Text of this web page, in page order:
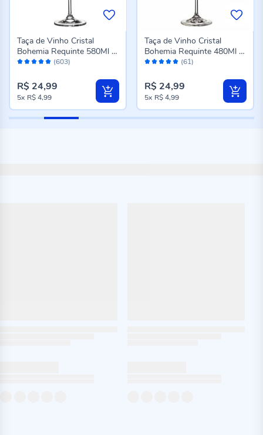
Avaliação: (603)
Taça de Vinho Cristal
Bohemia Requinte 580Ml -
Transparente
R$ 24,99
5x R$ 4,99
Avaliação: (61)
Taça de Vinho Cristal
Bohemia Requinte 480Ml -
Transparente
R$ 24,99
5x R$ 4,99